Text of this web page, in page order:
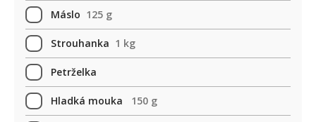
Máslo 125 g
Strouhanka 1 kg
Petrželka
Hladká mouka 150 g